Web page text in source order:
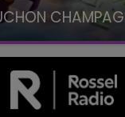
Champagne FM, à